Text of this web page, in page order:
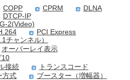
COPP CPRM
DLNA
DTCP-IP
2(Video)
PCI Express
チャンネル）
オーバーレイ表示
10
接続
トランスコード
方式
ブースター（増幅器）